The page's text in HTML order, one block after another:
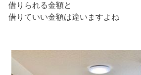
借りられる金額と
借りていい金額は違いますよね